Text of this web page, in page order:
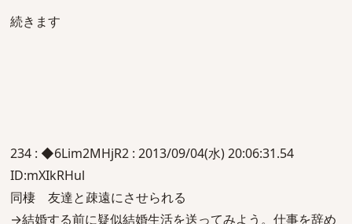
続きます
234 : ◆6Lim2MHjR2 : 2013/09/04(水) 20:06:31.54
ID:mXIkRHul
同棲 友達と疎遠にさせられる
→結婚する前に疑似結婚生活を送ってみよう。仕事を辞め